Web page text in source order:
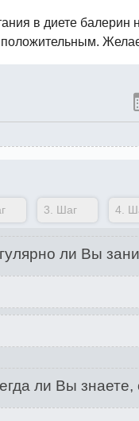
в диете балерин
положительным.
3. Шаг 4.
ли Вы
ли Вы